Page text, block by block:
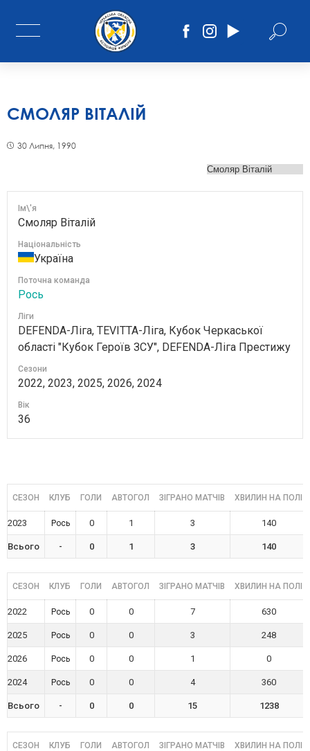
СМОЛЯР ВІТАЛІЙ
30 Липня, 1990
Ім\'я
Смоляр Віталій
Національність
Україна
Поточна команда
Рось
Ліги
DEFENDA-Ліга, TEVITTA-Ліга, Кубок Черкаської
області "Кубок Героїв ЗСУ", DEFENDA-Ліга Престижу
Сезони
2022, 2023, 2025, 2026, 2024
Вік
36
СЕЗОН КЛУБ ГОЛИ АВТОГОЛ ЗІГРАНО МАТЧІВ ХВИЛИН НА ПОЛІ
2023 Рось 0 1 3 140
Всього - 0 1 3 140
СЕЗОН КЛУБ ГОЛИ АВТОГОЛ ЗІГРАНО МАТЧІВ ХВИЛИН НА ПОЛІ
2022 Рось 0 0 7 630
2025 Рось 0 0 3 248
2026 Рось 0 0 1 0
2024 Рось 0 0 4 360
Всього - 0 0 15 1238
СЕЗОН КЛУБ ГОЛИ АВТОГОЛ ЗІГРАНО МАТЧІВ ХВИЛИН НА ПОЛІ